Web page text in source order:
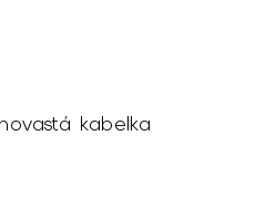
kabelka